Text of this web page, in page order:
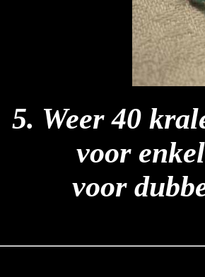
5. Weer 40
voor
voor